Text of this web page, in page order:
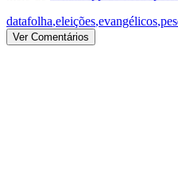
datafolha,eleições,evangélicos,
Ver Comentários